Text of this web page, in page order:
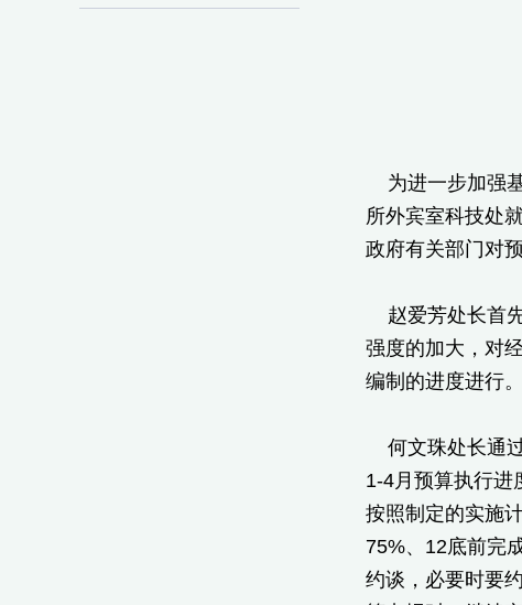
为进一步加强
所外宾室科技处
政府有关部门对
赵爱芳处长首
强度的加大，对
编制的进度进行。
何文珠处长通
1-4月预算执行进
按照制定的实施
75%、12底前完
约谈，必要时要